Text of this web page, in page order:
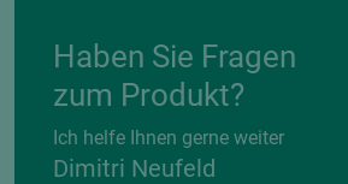
Haben Sie Fragen
zum Produkt?
Ich helfe Ihnen gerne weiter
Dimitri Neufeld